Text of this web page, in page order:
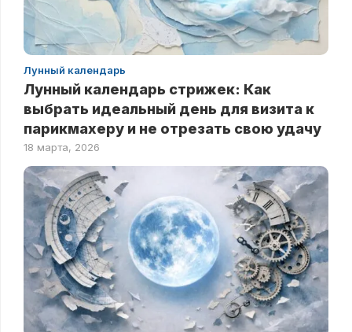
Лунный календарь
Лунный календарь стрижек: Как
выбрать идеальный день для визита к
парикмахеру и не отрезать свою удачу
18 марта, 2026